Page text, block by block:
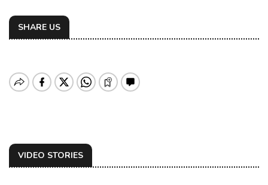
SHARE US
VIDEO STORIES